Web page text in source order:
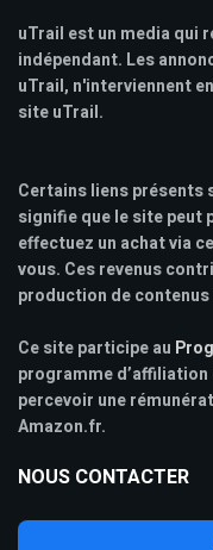
uTrail est un media qui
indépendant. Les
uTrail, n'interviennent
site uTrail.
Certains liens présents
signifie que le site peut
effectuez un achat via
vous. Ces revenus
production de
Ce site participe au
programme
percevoir une
Amazon.fr.
NOUS CONTACTER